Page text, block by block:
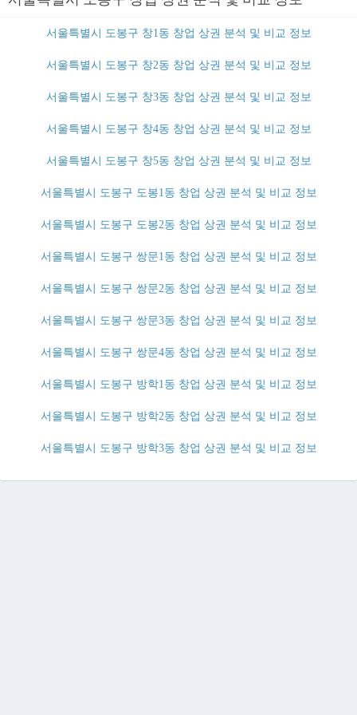
서울특별시 도봉구 창1동 창업 상권 분석 및 비교 정보
서울특별시 도봉구 창2동 창업 상권 분석 및 비교 정보
서울특별시 도봉구 창3동 창업 상권 분석 및 비교 정보
서울특별시 도봉구 창4동 창업 상권 분석 및 비교 정보
서울특별시 도봉구 창5동 창업 상권 분석 및 비교 정보
서울특별시 도봉구 도봉1동 창업 상권 분석 및 비교 정보
서울특별시 도봉구 도봉2동 창업 상권 분석 및 비교 정보
서울특별시 도봉구 쌍문1동 창업 상권 분석 및 비교 정보
서울특별시 도봉구 쌍문2동 창업 상권 분석 및 비교 정보
서울특별시 도봉구 쌍문3동 창업 상권 분석 및 비교 정보
서울특별시 도봉구 쌍문4동 창업 상권 분석 및 비교 정보
서울특별시 도봉구 방학1동 창업 상권 분석 및 비교 정보
서울특별시 도봉구 방학2동 창업 상권 분석 및 비교 정보
서울특별시 도봉구 방학3동 창업 상권 분석 및 비교 정보